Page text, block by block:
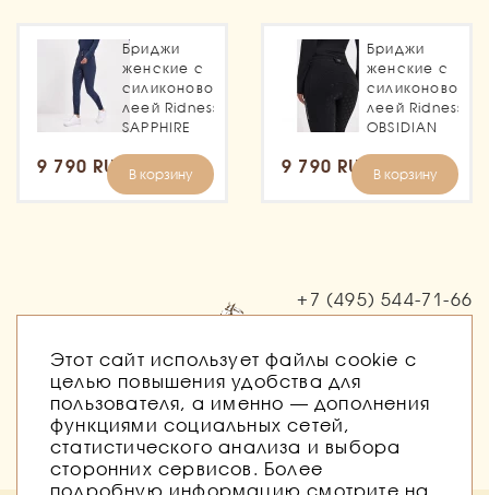
Бриджи
женские с
силиконовой
леей Ridness
SAPPHIRE
9 790 RUB В корзину
Бриджи
женские с
силиконовой
леей Ridness
OBSIDIAN
9 790 RUB В корзину
+7 (495) 544-71-66
Этот сайт использует файлы cookie с
целью повышения удобства для
пользователя, а именно — дополнения
функциями социальных сетей,
статистического анализа и выбора
сторонних сервисов. Более
подробную информацию смотрите на